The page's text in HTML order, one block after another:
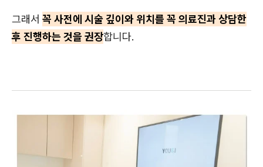
그래서 꼭 사전에 시술 깊이와 위치를 꼭 의료진과 상담한
후 진행하는 것을 권장합니다.